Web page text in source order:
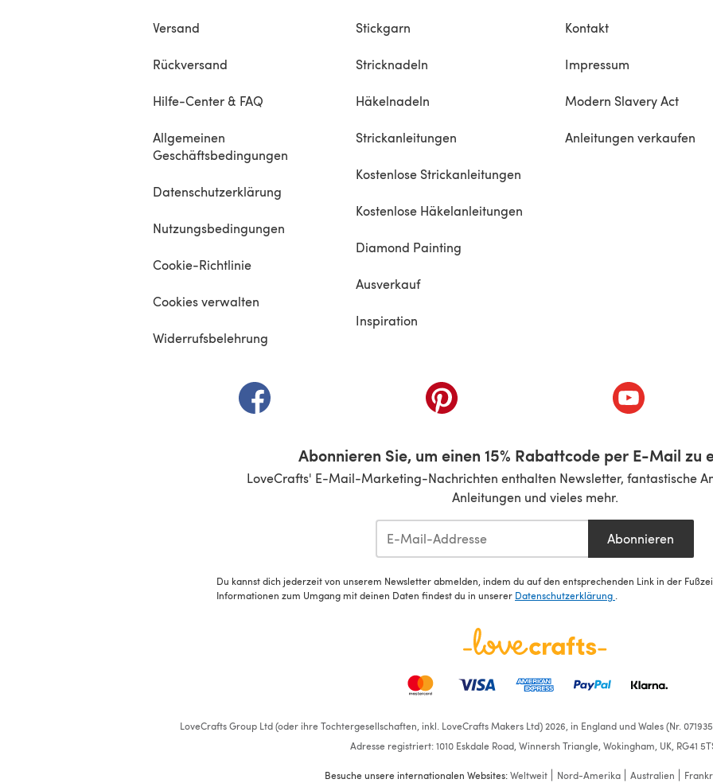
Versand
Rückversand
Hilfe-Center & FAQ
Allgemeinen
Geschäftsbedingungen
Datenschutzerklärung
Nutzungsbedingungen
Cookie-Richtlinie
Cookies verwalten
Widerrufsbelehrung
Stickgarn
Stricknadeln
Häkelnadeln
Strickanleitungen
Kostenlose Strickanleitungen
Kostenlose Häkelanleitungen
Diamond Painting
Ausverkauf
Inspiration
Kontakt
Impressum
Modern Slavery Act
Anleitungen verkaufen
(öffnet sich in einem neuen Tab)(öffnet sich in einem neuen Tab)(öffnet sich in
Abonnieren Sie, um einen 15% Rabattcode per E-Mail zu
LoveCrafts' E-Mail-Marketing-Nachrichten enthalten Newsletter, fantastische
Anleitungen und vieles mehr.
Abonnieren
Du kannst dich jederzeit von unserem Newsletter abmelden, indem du auf den entsprechenden Link in der
Informationen zum Umgang mit deinen Daten findest du in unserer Datenschutzerklärung
LoveCrafts Group Ltd (oder ihre Tochtergesellschaften, inkl. LoveCrafts Makers Ltd) 2026, in England und Wales (Nr.
Adresse registriert: 1010 Eskdale Road, Winnersh Triangle, Wokingham, UK, RG41
Besuche unsere internationalen Websites:Weltweit Nord-Amerika Australien